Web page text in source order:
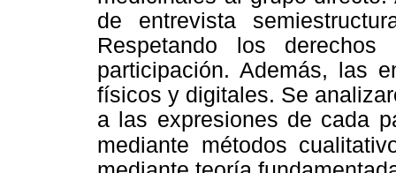
de entrevista
Respetando los
participación. Además, las
físicos y digitales. Se
a las expresiones de cada
mediante métodos